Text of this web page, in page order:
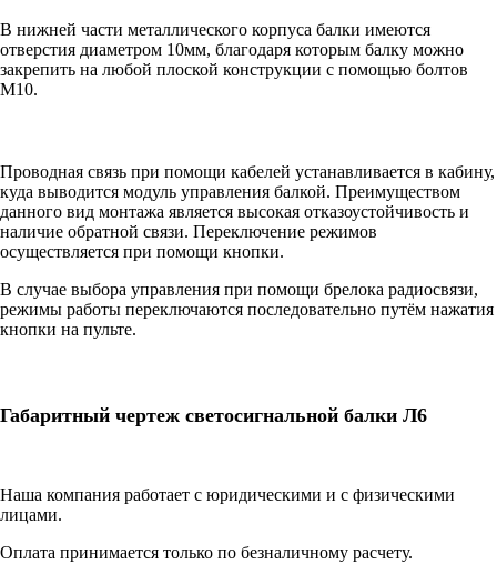
В нижней части металлического корпуса балки имеются
отверстия диаметром 10мм, благодаря которым балку можно
закрепить на любой плоской конструкции с помощью болтов
М10.
Проводная связь при помощи кабелей устанавливается в кабину,
куда выводится модуль управления балкой. Преимуществом
данного вид монтажа является высокая отказоустойчивость и
наличие обратной связи. Переключение режимов
осуществляется при помощи кнопки.
В случае выбора управления при помощи брелока радиосвязи,
режимы работы переключаются последовательно путём нажатия
кнопки на пульте.
Габаритный чертеж светосигнальной балки Л6
Наша компания работает с юридическими и с физическими
лицами.
Оплата принимается только по безналичному расчету.